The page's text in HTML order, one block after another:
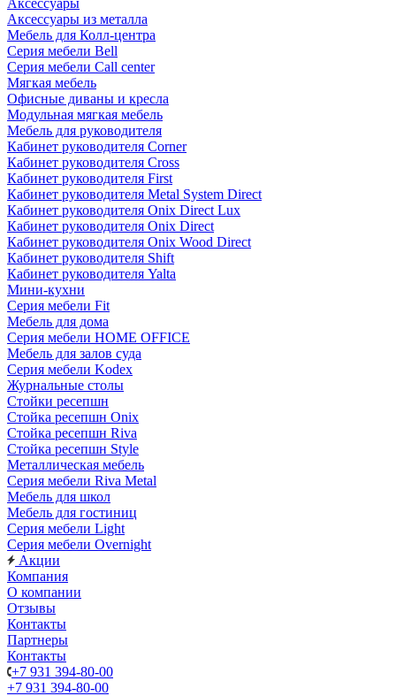
Аксессуары
Аксессуары из металла
Мебель для Колл-центра
Серия мебели Bell
Серия мебели Call center
Мягкая мебель
Офисные диваны и кресла
Модульная мягкая мебель
Мебель для руководителя
Кабинет руководителя Corner
Кабинет руководителя Cross
Кабинет руководителя First
Кабинет руководителя Metal System Direct
Кабинет руководителя Onix Direct Lux
Кабинет руководителя Onix Direct
Кабинет руководителя Onix Wood Direct
Кабинет руководителя Shift
Кабинет руководителя Yalta
Мини-кухни
Серия мебели Fit
Мебель для дома
Серия мебели HOME OFFICE
Мебель для залов суда
Серия мебели Kodex
Журнальные столы
Стойки ресепшн
Стойка ресепшн Onix
Стойка ресепшн Riva
Стойка ресепшн Style
Металлическая мебель
Серия мебели Riva Metal
Мебель для школ
Мебель для гостиниц
Серия мебели Light
Серия мебели Overnight
Акции
Компания
О компании
Отзывы
Контакты
Партнеры
Контакты
+7 931 394-80-00
+7 931 394-80-00